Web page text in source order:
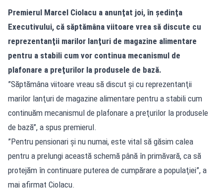
Premierul Marcel Ciolacu a anunţat joi, în şedinţa
Executivului, că săptămâna viitoare vrea să discute cu
reprezentanţii marilor lanţuri de magazine alimentare
pentru a stabili cum vor continua mecanismul de
plafonare a preţurilor la produsele de bază.
”Săptămâna viitoare vreau să discut şi cu reprezentanţii
marilor lanţuri de magazine alimentare pentru a stabili cum
continuăm mecanismul de plafonare a preţurilor la produsele
de bază”, a spus premierul.
”Pentru pensionari şi nu numai, este vital să găsim calea
pentru a prelungi această schemă până în primăvară, ca să
protejăm în continuare puterea de cumpărare a populaţiei”, a
mai afirmat Ciolacu.